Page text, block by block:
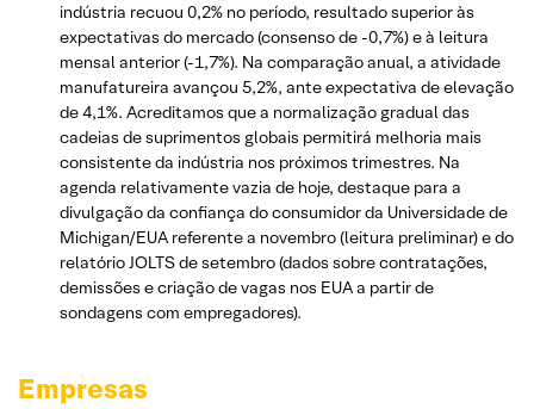
indústria recuou 0,2% no período, resultado superior às
expectativas do mercado (consenso de -0,7%) e à leitura
mensal anterior (-1,7%). Na comparação anual, a atividade
manufatureira avançou 5,2%, ante expectativa de elevação
de 4,1%. Acreditamos que a normalização gradual das
cadeias de suprimentos globais permitirá melhoria mais
consistente da indústria nos próximos trimestres. Na
agenda relativamente vazia de hoje, destaque para a
divulgação da confiança do consumidor da Universidade de
Michigan/EUA referente a novembro (leitura preliminar) e do
relatório JOLTS de setembro (dados sobre contratações,
demissões e criação de vagas nos EUA a partir de
sondagens com empregadores).
Empresas